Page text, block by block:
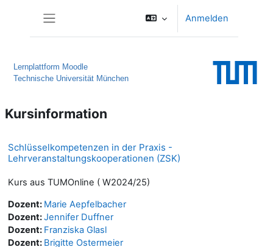
Anmelden
Lernplattform Moodle
Technische Universität München
Kursinformation
Schlüsselkompetenzen in der Praxis -
Lehrveranstaltungskooperationen (ZSK)
Kurs aus TUMOnline ( W2024/25)
Dozent: Marie Aepfelbacher
Dozent:Jennifer Duffner
Dozent: Franziska Glasl
Dozent: Brigitte Ostermeier